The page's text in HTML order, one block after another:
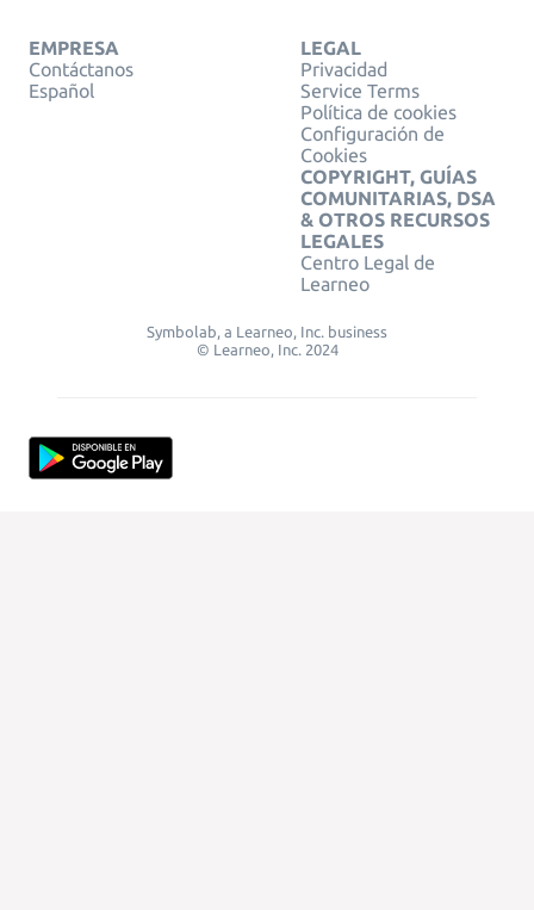
EMPRESA
Contáctanos
Español
LEGAL
Privacidad
Service Terms
Política de cookies
Configuración de
Cookies
COPYRIGHT, GUÍAS
COMUNITARIAS, DSA
& OTROS RECURSOS
LEGALES
Centro Legal de
Learneo
Symbolab, a Learneo, Inc. business
© Learneo, Inc. 2024